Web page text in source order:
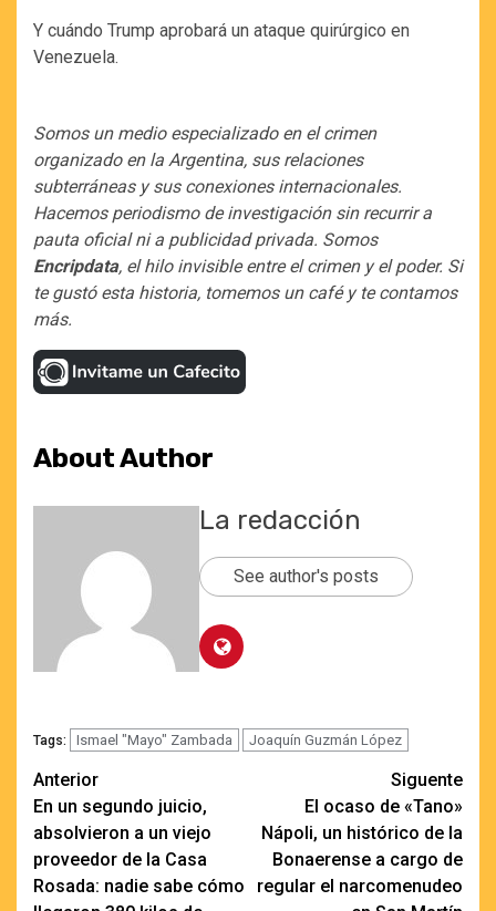
Y cuándo Trump aprobará un ataque quirúrgico en
Venezuela.
Somos un medio especializado en el crimen
organizado en la Argentina, sus relaciones
subterráneas y sus conexiones internacionales.
Hacemos periodismo de investigación sin recurrir a
pauta oficial ni a publicidad privada. Somos
Encripdata, el hilo invisible entre el crimen y el poder. Si
te gustó esta historia, tomemos un café y te contamos
más.
About Author
La redacción
See author's posts
Tags: Ismael "Mayo" Zambada Joaquín Guzmán López
Navegación
de
entradas
Anterior
En un segundo juicio,
absolvieron a un viejo
proveedor de la Casa
Rosada: nadie sabe cómo
Siguente
El ocaso de «Tano»
Nápoli, un histórico de la
Bonaerense a cargo de
regular el narcomenudeo